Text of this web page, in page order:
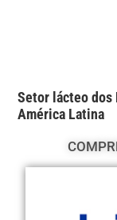
Setor lácteo dos
América Latina